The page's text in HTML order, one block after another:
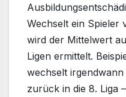
Wechselt ein Spieler
wird der Mittelwert
Ligen ermittelt.
wechselt
zurück in die 8. Liga